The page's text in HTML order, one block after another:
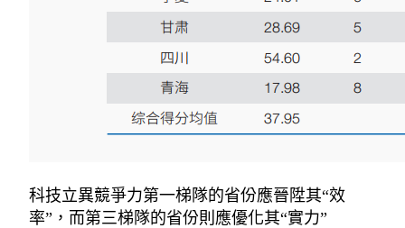
科技立異競爭力第一梯隊的省份應晉陞其“效
率”，而第三梯隊的省份則應優化其“實力”